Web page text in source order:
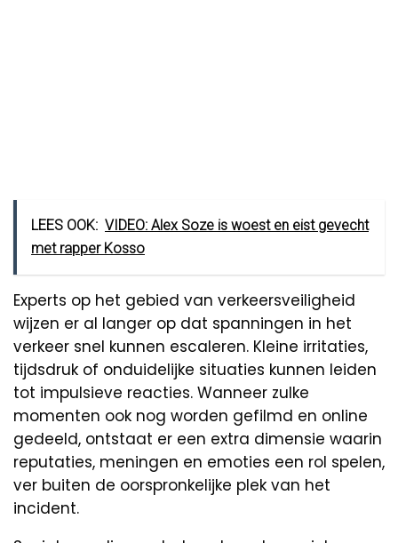
LEES OOK: VIDEO: Alex Soze is woest en eist gevecht
met rapper Kosso
Experts op het gebied van verkeersveiligheid
wijzen er al langer op dat spanningen in het
verkeer snel kunnen escaleren. Kleine irritaties,
tijdsdruk of onduidelijke situaties kunnen leiden
tot impulsieve reacties. Wanneer zulke
momenten ook nog worden gefilmd en online
gedeeld, ontstaat er een extra dimensie waarin
reputaties, meningen en emoties een rol spelen,
ver buiten de oorspronkelijke plek van het
incident.